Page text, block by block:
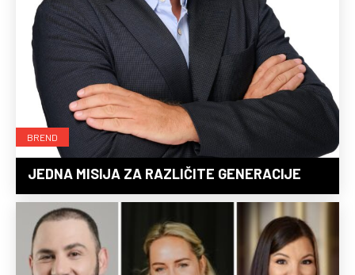
BREND
JEDNA MISIJA ZA RAZLIČITE GENERACIJE